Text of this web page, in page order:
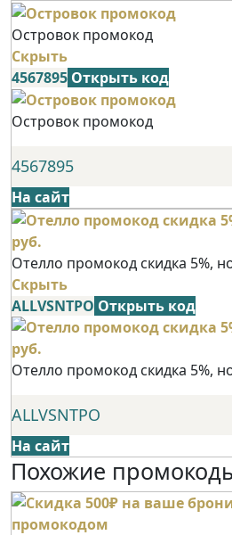
Островок промокод
Скрыть
4567895 Открыть код
Островок промокод
4567895
На сайт
Отелло промокод скидка 5%,
Скрыть
ALLVSNTPO Открыть код
Отелло промокод скидка 5%,
ALLVSNTPO
На сайт
Похожие